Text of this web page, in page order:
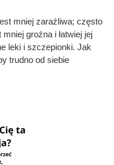
mniej zaraźliwa; często
groźna i łatwiej jej
leki i szczepionki. Jak
trudno od siebie